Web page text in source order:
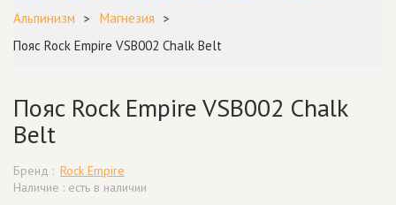
Альпинизм
Магнезия
Пояс Rock Empire VSB002 Chalk Belt
Пояс Rock Empire VSB002 Chalk
Belt
Бренд : Rock Empire
Наличие : есть в наличии